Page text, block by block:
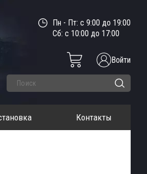
Пн - Пт: с 9:00 до 19:00
Сб: с 10:00 до 17:00
Войти
Контакты